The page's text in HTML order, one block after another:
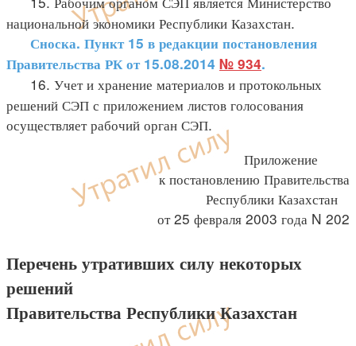
национальной экономики Республики Казахстан.
Сноска. Пункт 15 в редакции постановления
Правительства РК от 15.08.2014 № 934.
16. Учет и хранение материалов и протокольных
решений СЭП с приложением листов голосования
осуществляет рабочий орган СЭП.
Приложение
к постановлению Правительства
Республики Казахстан
от 25 февраля 2003 года N 202
Перечень утративших силу некоторых
решений
Правительства Республики Казахстан